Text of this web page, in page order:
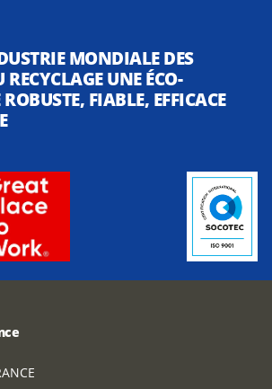
MONDIALE DES
RECYCLAGE UNE ÉCO-
FIABLE, EFFICACE